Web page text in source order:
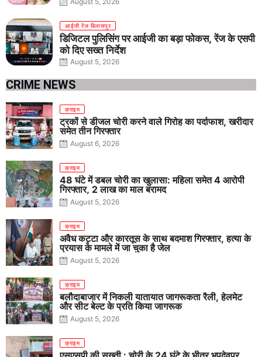
आईजी रेंज बिलासपुर
डिजिटल पुलिसिंग पर आईजी का बड़ा फोकस, रेंज के एसपी
को दिए सख्त निर्देश
August 5, 2026
CRIME NEWS
क्राइम
ट्रकों से डीजल चोरी करने वाले गिरोह का पर्दाफाश, खरीदार
समेत तीन गिरफ्तार
August 6, 2026
क्राइम
48 घंटे में डबल चोरी का खुलासा: महिला समेत 4 आरोपी
गिरफ्तार, 2 लाख का माल बरामद
August 5, 2026
क्राइम
अवैध कट्टा और कारतूस के साथ बदमाश गिरफ्तार, हत्या के
प्रयास के मामले में जा चुका है जेल
August 5, 2026
क्राइम
बलौदाबाजार में निकली यातायात जागरूकता रैली, हेलमेट
और सीट बेल्ट के प्रति किया जागरूक
August 5, 2026
क्राइम